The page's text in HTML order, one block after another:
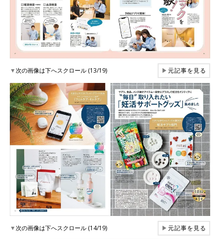
▼次の画像は下へスクロール (13/19) ▶元記事を見る
▼次の画像は下へスクロール (14/19) ▶元記事を見る